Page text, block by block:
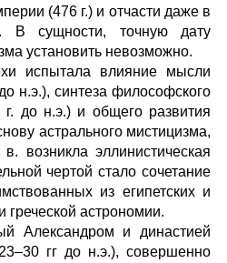
(476 г.) и отчасти даже в
В сущности, точную дату
установить невозможно.
испытала влияние мысли
н.э.), синтеза философского
г. до н.э.) и общего развития
астрального мистицизма,
возникла эллинистическая
чертой стало сочетание
из египетских и
греческой астрономии.
Александром и династией
гг до н.э.), совершенно